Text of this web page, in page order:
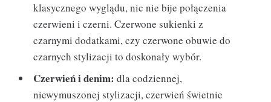
klasycznego wyglądu, nic nie bije połączenia
czerwieni i czerni. Czerwone sukienki z
czarnymi dodatkami, czy czerwone obuwie do
czarnych stylizacji to doskonały wybór.
Czerwień i denim: dla codziennej,
niewymuszonej stylizacji, czerwień świetnie